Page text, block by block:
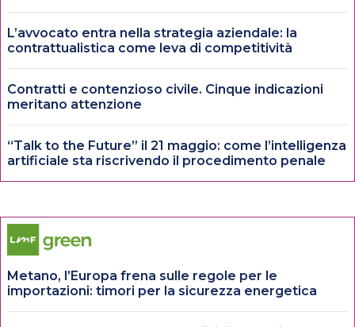
L’avvocato entra nella strategia aziendale: la
contrattualistica come leva di competitività
Contratti e contenzioso civile. Cinque indicazioni
meritano attenzione
“Talk to the Future” il 21 maggio: come l’intelligenza
artificiale sta riscrivendo il procedimento penale
Metano, l’Europa frena sulle regole per le
importazioni: timori per la sicurezza energetica